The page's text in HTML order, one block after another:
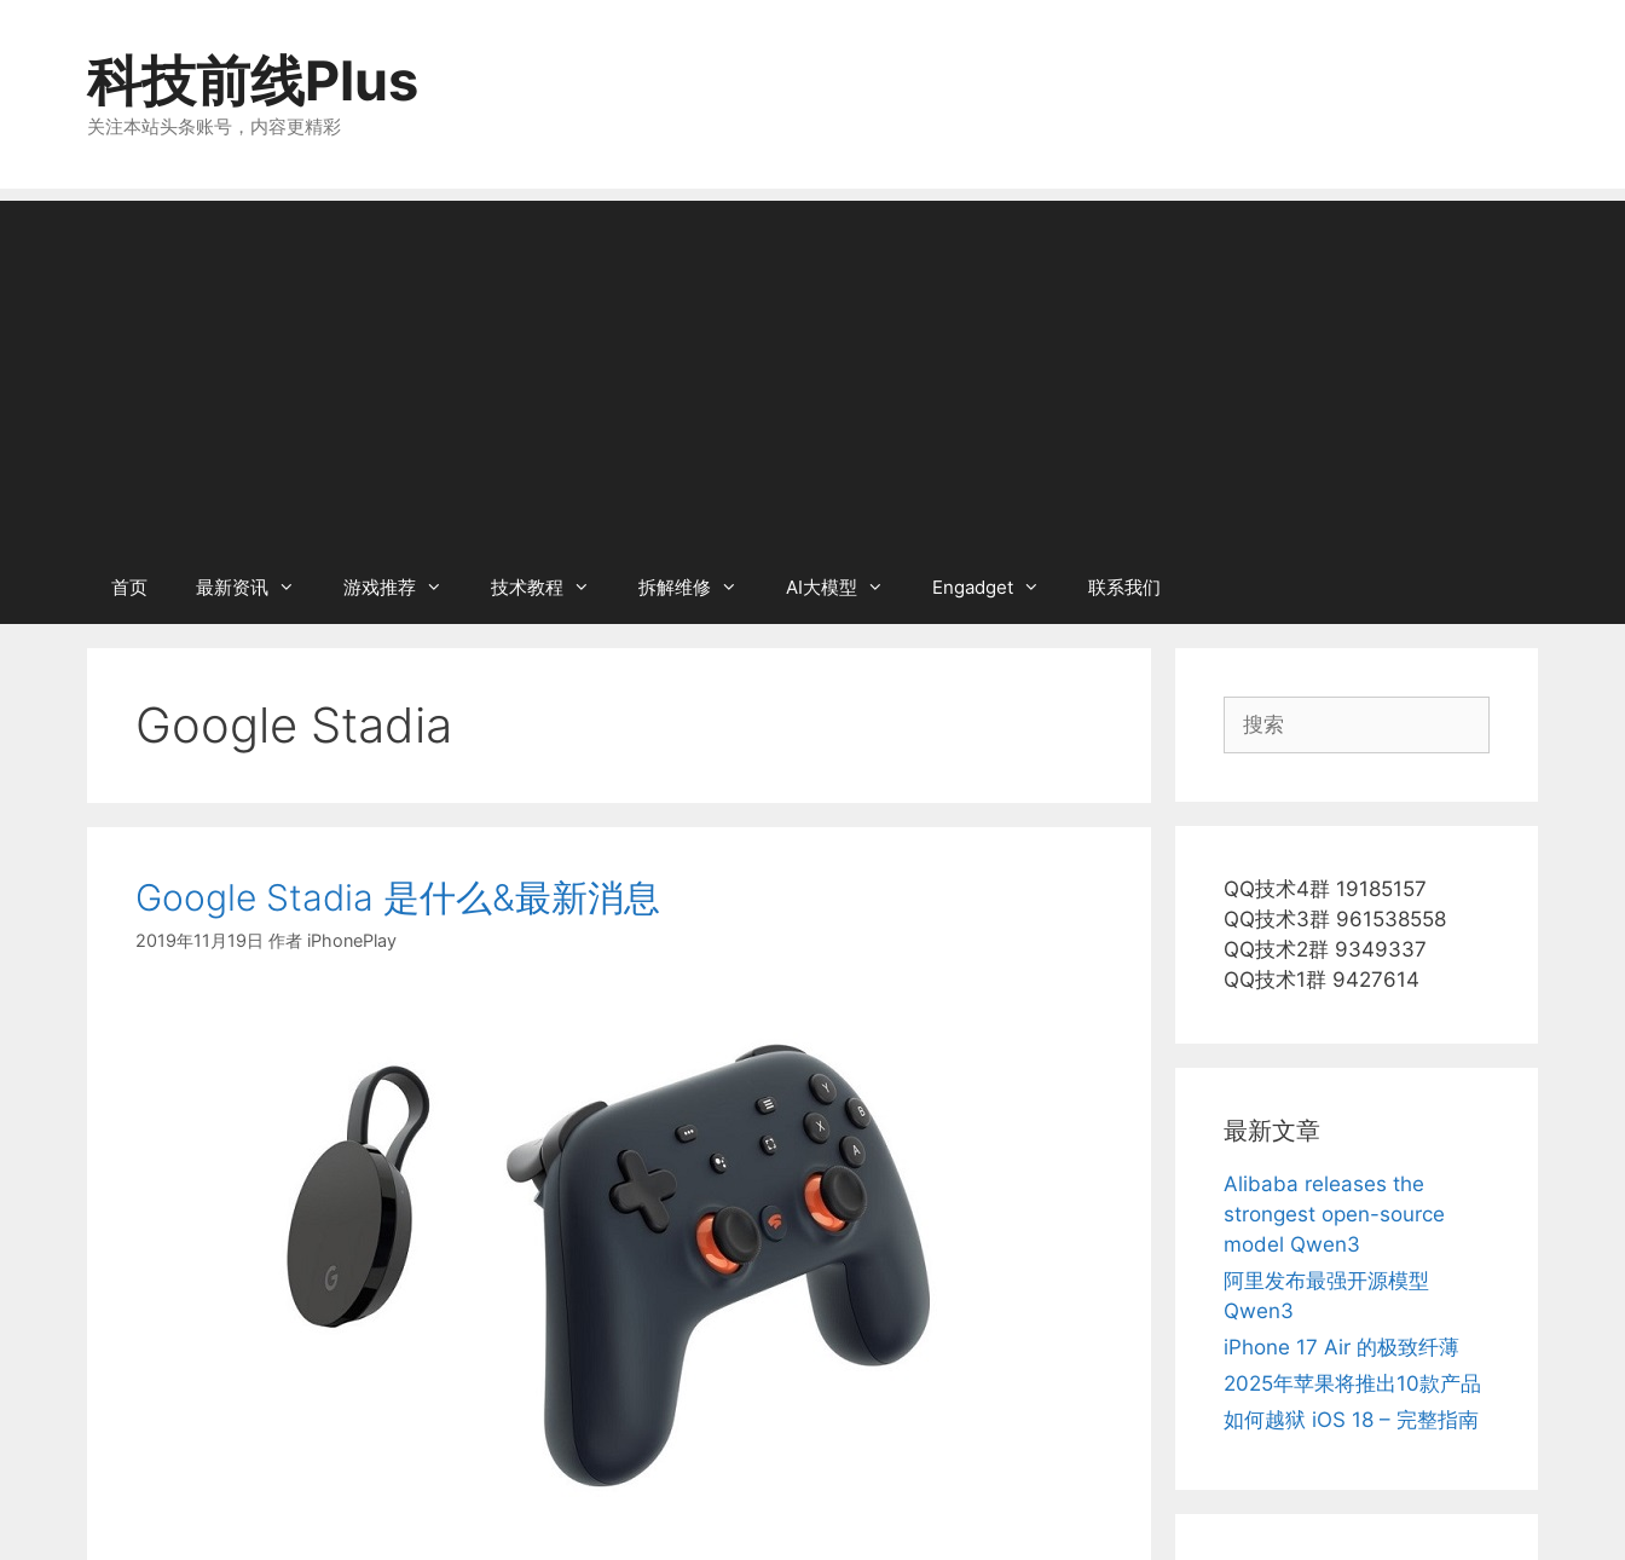
科技前线Plus
关注本站头条账号，内容更精彩
首页 最新资讯 游戏推荐 技术教程 拆解维修 AI大模型 Engadget 联系我们
Google Stadia
Google Stadia 是什么&最新消息
2019年11月19日 作者 iPhonePlay
QQ技术4群 19185157
QQ技术3群 961538558
QQ技术2群 9349337
QQ技术1群 9427614
最新文章
Alibaba releases the
strongest open-source
model Qwen3
阿里发布最强开源模型
Qwen3
iPhone 17 Air 的极致纤薄
2025年苹果将推出10款产品
如何越狱 iOS 18 – 完整指南